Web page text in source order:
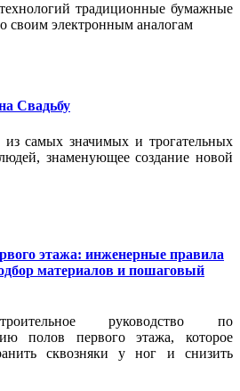
традиционные бумажные
своим электронным аналогам
Свадьбу
самых значимых и трогательных
знаменующее создание новой
этажа: инженерные правила
материалов и пошаговый
руководство по
полов первого этажа, которое
сквозняки у ног и снизить